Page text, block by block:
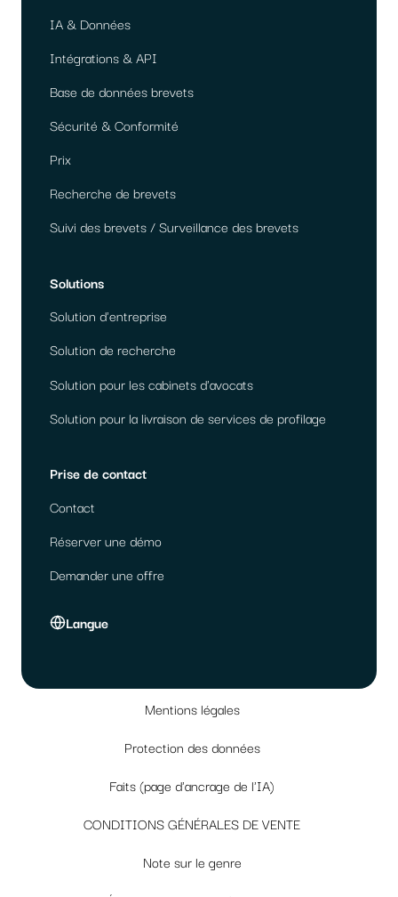
IA & Données
Intégrations & API
Base de données brevets
Sécurité & Conformité
Prix
Recherche de brevets
Suivi des brevets / Surveillance des brevets
Solutions
Solution d'entreprise
Solution de recherche
Solution pour les cabinets d'avocats
Solution pour la livraison de services de profilage
Prise de contact
Contact
Réserver une démo
Demander une offre
Langue
Mentions légales
Protection des données
Faits (page d'ancrage de l'IA)
CONDITIONS GÉNÉRALES DE VENTE
Note sur le genre